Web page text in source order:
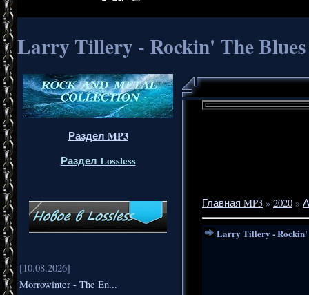
Larry Tillery - Rockin' The Blues
Раздел MP3
Раздел Lossless
[10.08.2026]
Morrowinter - The En...
Главная MP3 » 2020 »
Larry Tillery - Rockin'